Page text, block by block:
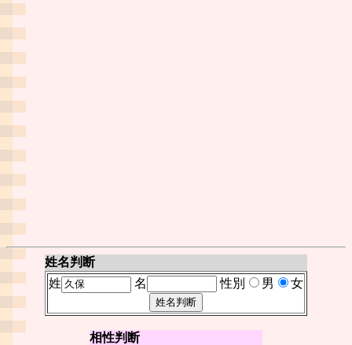
姓名判断
姓
名 性別 男 女
相性判断